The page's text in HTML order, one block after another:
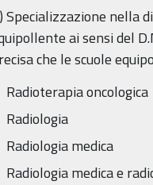
Specializzazione nella
ai sensi del
che le scuole
Radioterapia oncologica
Radiologia
Radiologia medica
Radiologia medica e